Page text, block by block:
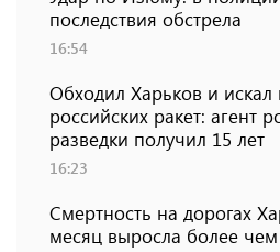
последствия обстрела
16:54
Обходил Харьков и искал
российских ракет: агент
разведки получил 15 лет
16:23
Смертность на дорогах
месяц выросла более